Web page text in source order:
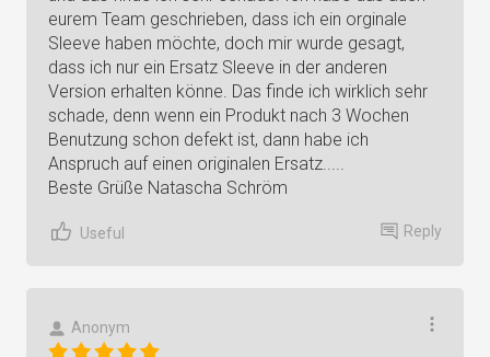
eurem Team geschrieben, dass ich ein orginale
Sleeve haben möchte, doch mir wurde gesagt,
dass ich nur ein Ersatz Sleeve in der anderen
Version erhalten könne. Das finde ich wirklich sehr
schade, denn wenn ein Produkt nach 3 Wochen
Benutzung schon defekt ist, dann habe ich
Anspruch auf einen originalen Ersatz.....
Beste Grüße Natascha Schröm
Useful Reply
Anonym